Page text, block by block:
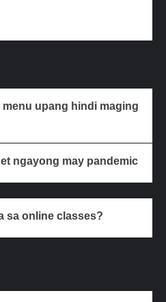
menu upang hindi maging
ngayong may pandemic
sa online classes?